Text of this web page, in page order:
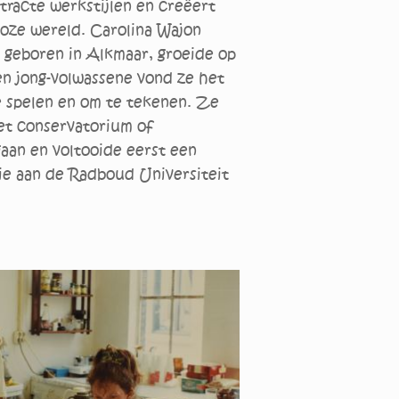
werkstijlen en creëert
wereld. Carolina Wajon
geboren in Alkmaar, groeide op
jong-volwassene vond ze het
en om te tekenen. Ze
conservatorium of
en voltooide eerst een
aan de Radboud Universiteit